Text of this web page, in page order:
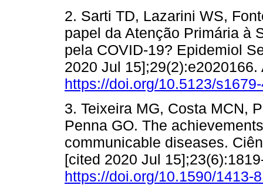
2. Sarti TD, Lazarini WS,
papel da Atenção Primária à
pela COVID-19? Epidemiol
2020 Jul
https://doi.org/10.5123/
3. Teixeira MG, Costa MCN,
Penna GO. The
communicable diseases.
[cited 2020 Jul
https://doi.org/10.1590/1413-